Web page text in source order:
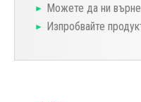
Можете да ни
Изпробвайте